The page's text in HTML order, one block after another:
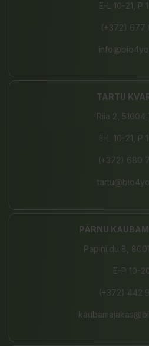
E-L 10-21, P
(+372) 677
TARTU
Riia 2, 51004
E-L 10-21, P
(+372) 680
PÄRNU
Papiniidu 8,
E-P 10-
(+372) 442